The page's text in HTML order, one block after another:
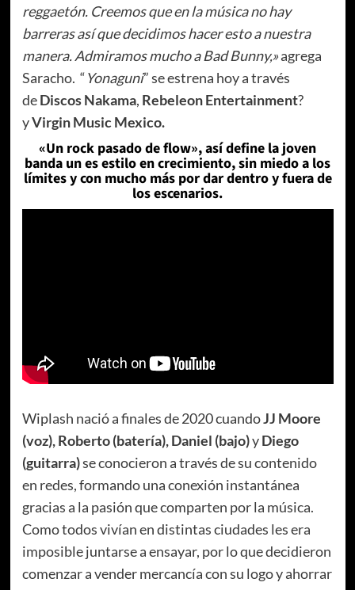
reggaetón. Creemos que en la música no hay
barreras así que decidimos hacer esto a nuestra
manera. Admiramos mucho a Bad Bunny,»agrega
Saracho. “Yonaguni” se estrena hoy a través
deDiscos Nakama, Rebeleon Entertainment?
yVirgin Music Mexico.
«Un rock pasado de flow», así define la joven
banda un es estilo en crecimiento, sin miedo a los
límites y con mucho más por dar dentro y fuera de
los escenarios.
Wiplash nació a finales de 2020 cuandoJJ Moore
(voz), Roberto (batería), Daniel (bajo)yDiego
(guitarra)se conocieron a través de su contenido
en redes, formando una conexión instantánea
gracias a la pasión que comparten por la música.
Como todos vivían en distintas ciudades les era
imposible juntarse a ensayar, por lo que decidieron
comenzar a vender mercancía con su logo y ahorrar